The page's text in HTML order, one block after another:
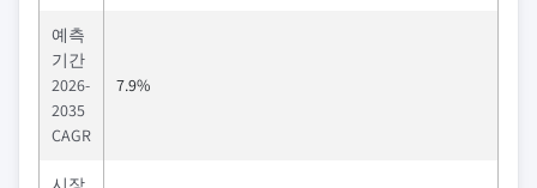
예측
기간
2026-
2035
CAGR
7.9%